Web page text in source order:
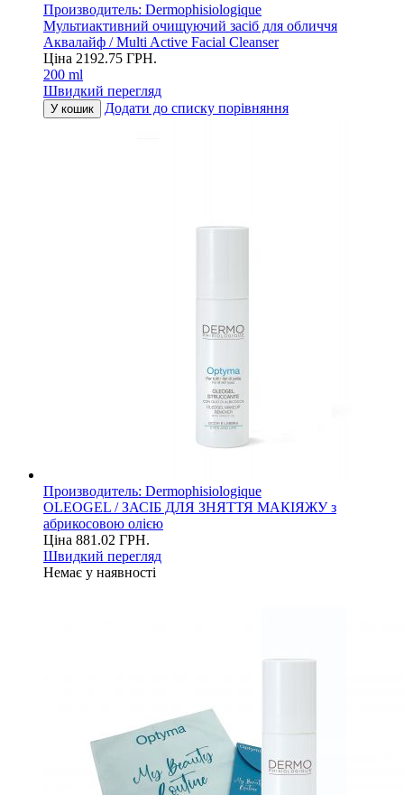
Производитель: Dermophisiologique
Мультиактивний очищуючий засіб для обличчя
Аквалайф / Multi Active Facial Cleanser
Ціна 2192.75 ГРН.
200 ml
Швидкий перегляд
У кошик Додати до списку порівняння
Производитель: Dermophisiologique
OLEOGEL / ЗАСІБ ДЛЯ ЗНЯТТЯ МАКІЯЖУ з
абрикосовою олією
Ціна 881.02 ГРН.
Швидкий перегляд
Немає у наявності